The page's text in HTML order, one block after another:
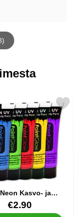
10 ml suosikiksi
Kasvo- ja
Violetti 10 ml
€2.90
Kasvo- ja